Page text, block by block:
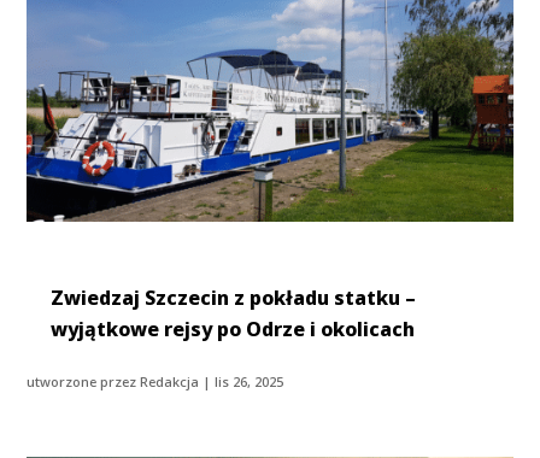
Zwiedzaj Szczecin z pokładu statku –
wyjątkowe rejsy po Odrze i okolicach
utworzone przezRedakcja |lis 26, 2025